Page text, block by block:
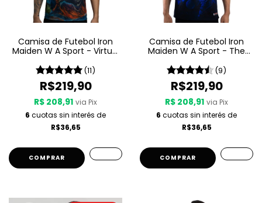
Camisa de Futebol Iron
Maiden W A Sport - Virtual
(11)
R$219,90
R$ 208,91 via Pix
6 cuotas sin interés de
R$36,65
COMPRAR
Camisa de Futebol Iron
Maiden W A Sport - The
(9)
R$219,90
R$ 208,91 via Pix
6 cuotas sin interés de
R$36,65
COMPRAR